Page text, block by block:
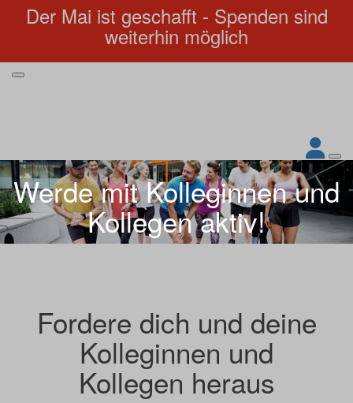
Der Mai ist geschafft - Spenden sind
weiterhin möglich
Werde mit Kolleginnen und
Kollegen aktiv!
Fordere dich und deine
Kolleginnen und
Kollegen heraus